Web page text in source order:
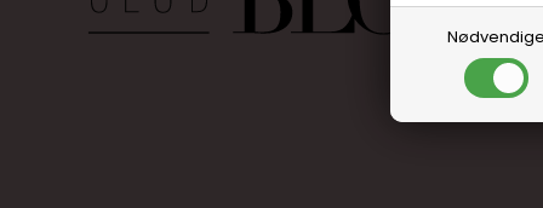
Nødvendige